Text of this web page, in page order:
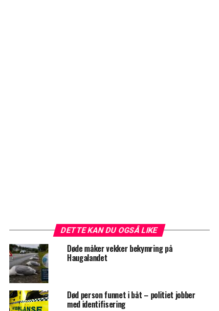
DETTE KAN DU OGSÅ LIKE
Døde måker vekker bekymring på
Haugalandet
Død person funnet i båt – politiet jobber
med identifisering